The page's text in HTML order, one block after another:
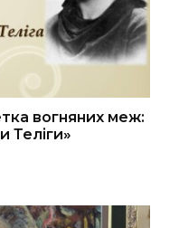
вогняних меж:
Теліги»